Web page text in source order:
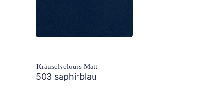
503 saphirblau
Kräuselvelours Matt